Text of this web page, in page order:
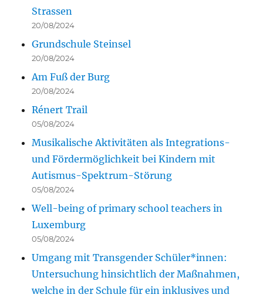
Strassen
20/08/2024
Grundschule Steinsel
20/08/2024
Am Fuß der Burg
20/08/2024
Rénert Trail
05/08/2024
Musikalische Aktivitäten als Integrations-
und Fördermöglichkeit bei Kindern mit
Autismus-Spektrum-Störung
05/08/2024
Well-being of primary school teachers in
Luxemburg
05/08/2024
Umgang mit Transgender Schüler*innen:
Untersuchung hinsichtlich der Maßnahmen,
welche in der Schule für ein inklusives und